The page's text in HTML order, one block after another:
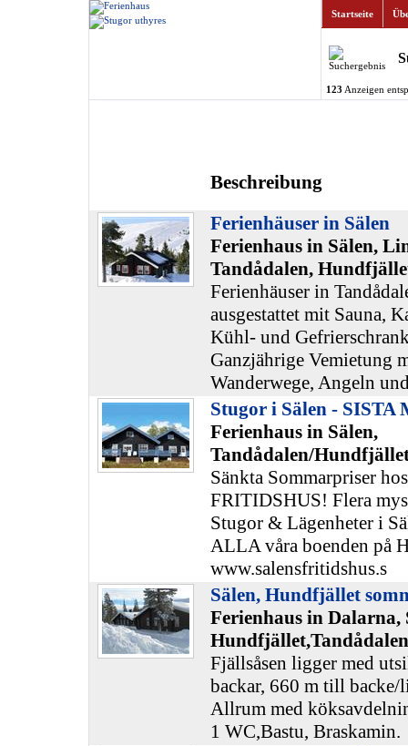
Startseite
123 Anzeigen
Beschreibung
Ferienhäuser in Sälen
Ferienhaus in Sälen,
Tandådalen,
Ferienhäuser in
ausgestattet mit Sauna,
Kühl- und
Ganzjährige Vemietung
Wanderwege, Angeln
Stugor i Sälen - SISTA
Ferienhaus in Sälen,
Tandådalen/
Sänkta Sommarpriser
FRITIDSHUS! Flera
Stugor & Lägenheter i
ALLA våra boenden på
www.salensfritidshus.s
Sälen, Hundfjället
Ferienhaus in Dalarna,
Fjällsåsen ligger med
backar, 660 m till
Allrum med
1 WC,Bastu, Braskamin.